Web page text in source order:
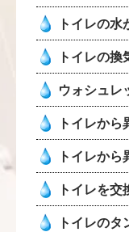
トイレの
トイレの
ウォシュレ
トイレか
トイレか
トイレを交
トイレの